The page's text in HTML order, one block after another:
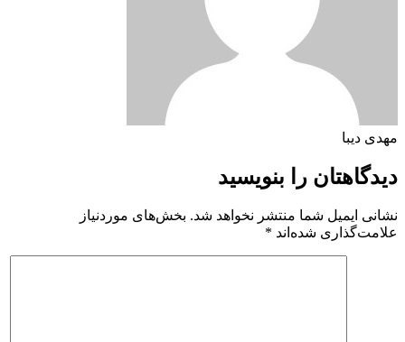
مهدی دیبا
دیدگاهتان را بنویسید
نشانی ایمیل شما منتشر نخواهد شد. بخش‌های موردنیاز
علامت‌گذاری شده‌اند *